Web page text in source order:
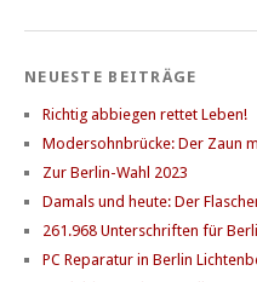
NEUESTE BEITRÄGE
Richtig abbiegen rettet Leben!
Modersohnbrücke: Der Zaun
Zur Berlin-Wahl 2023
Damals und heute: Der
261.968 Unterschriften für
PC Reparatur in Berlin